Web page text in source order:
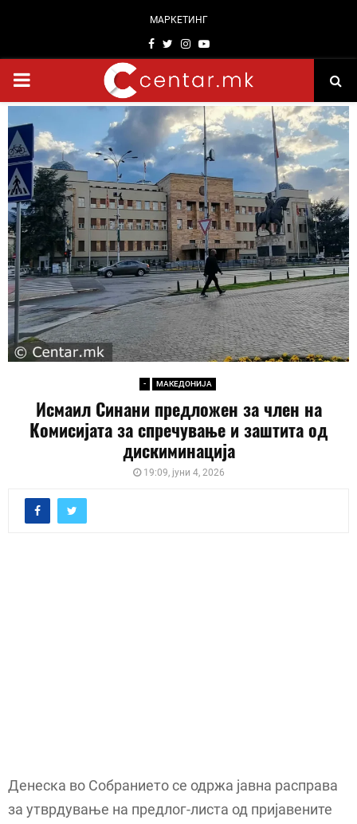
МАРКЕТИНГ
Facebook
TwitterInstagram
Youtube
PRIMARY
MENU
- МАКЕДОНИЈА
Исмаил Синани предложен за член на
Комисијата за спречување и заштита од
дискиминација
19:09, јуни 4, 2026
Денеска во Собранието се одржа јавна расправа
за утврдување на предлог-листа од пријавените